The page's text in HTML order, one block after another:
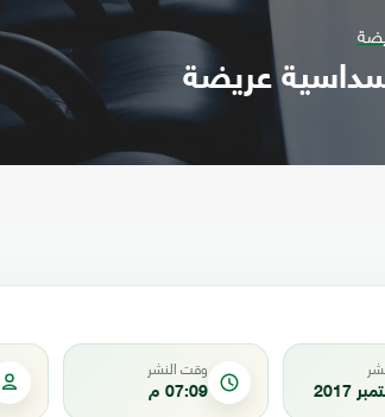
عريضة
وقت النشر
07:09 م